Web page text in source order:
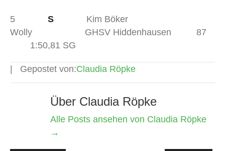
5 S Kim Böker
Wolly GHSV Hiddenhausen 87
1:50,81 SG
Gepostet von:Claudia Röpke
Über Claudia Röpke
Alle Posts ansehen von Claudia Röpke
→